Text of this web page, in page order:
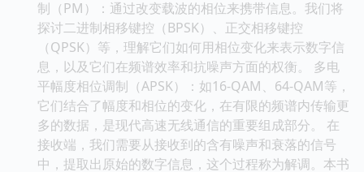
制（PM）：通过改变载波的相位来携带信息。我们将
探讨二进制相移键控（BPSK）、正交相移键控
（QPSK）等，理解它们如何用相位变化来表示数字信
息，以及它们在频谱效率和抗噪声方面的权衡。 多电
平幅度相位调制（APSK）：如16-QAM、64-QAM等，
它们结合了幅度和相位的变化，在有限的频谱内传输更
多的数据，是现代高速无线通信的重要组成部分。 在
接收端，我们需要从接收到的含有噪声和衰落的信号
中，提取出原始的数字信息，这个过程称为解调。本书